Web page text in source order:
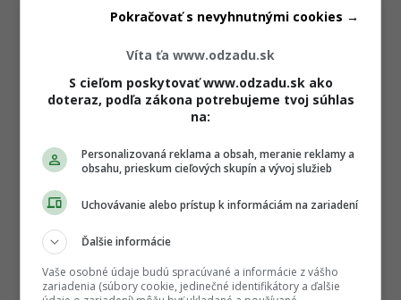
Víta ťa www.odzadu.sk
S cieľom poskytovať www.odzadu.sk ako
doteraz, podľa zákona potrebujeme tvoj súhlas
na:
Personalizovaná reklama a obsah, meranie reklamy a
obsahu, prieskum cieľových skupín a vývoj služieb
Uchovávanie alebo prístup k informáciám na zariadení
Ďalšie informácie
Vaše osobné údaje budú spracúvané a informácie z vášho
zariadenia (súbory cookie, jedinečné identifikátory a ďalšie
Pokračovať s nevyhnutnými cookies →